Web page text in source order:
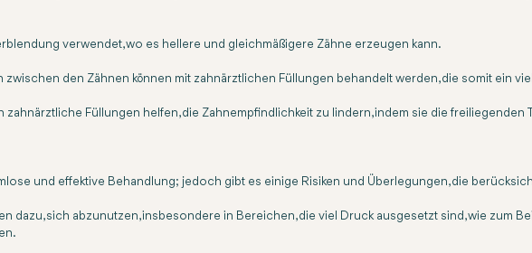
verwendet, wo es hellere und gleichmäßigere Zähne erzeugen kann.
zwischen den Zähnen können mit zahnärztlichen Füllungen behandelt werden, die somit ein
zahnärztliche Füllungen helfen, die Zahnempfindlichkeit zu lindern, indem sie die freiliegenden
und effektive Behandlung; jedoch gibt es einige Risiken und Überlegungen, die
dazu, sich abzunutzen, insbesondere in Bereichen, die viel Druck ausgesetzt sind, wie zum